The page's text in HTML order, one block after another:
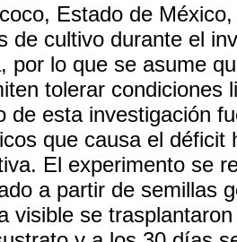
Estado de
de cultivo durante el
por lo que se asume
tolerar condiciones
de esta investigación
que causa el
El experimento se
a partir de semillas
visible se